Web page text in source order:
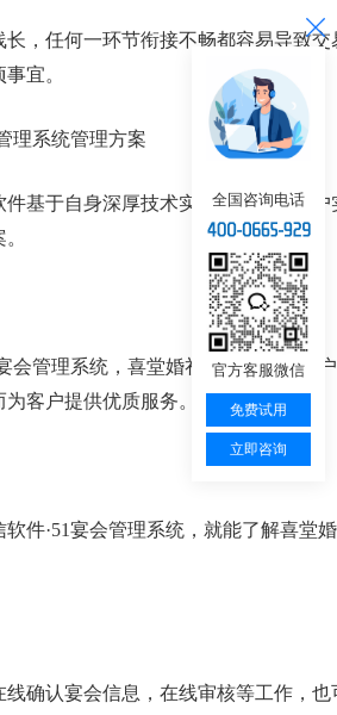
长，任何一环节衔接不畅都容易导致
宜。
理系统管理方案
件基于自身深厚技术实力和丰富的客
会管理系统，喜堂婚礼堂可以整合客
客户提供优质服务。
软件·51宴会管理系统，就能了解喜
线确认宴会信息，在线审核等工作，
全国咨询电话
官方客服微信
免费试用
立即咨询